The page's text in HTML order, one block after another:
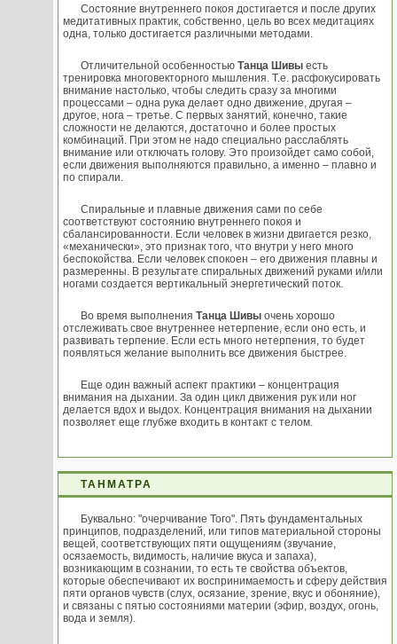
Состояние внутреннего покоя достигается и после других
медитативных практик, собственно, цель во всех медитациях
одна, только достигается различными методами.
Отличительной особенностью Танца Шивы есть
тренировка многовекторного мышления. Т.е. расфокусировать
внимание настолько, чтобы следить сразу за многими
процессами – одна рука делает одно движение, другая –
другое, нога – третье. С первых занятий, конечно, такие
сложности не делаются, достаточно и более простых
комбинаций. При этом не надо специально расслаблять
внимание или отключать голову. Это произойдет само собой,
если движения выполняются правильно, а именно – плавно и
по спирали.
Спиральные и плавные движения сами по себе
соответствуют состоянию внутреннего покоя и
сбалансированности. Если человек в жизни двигается резко,
«механически», это признак того, что внутри у него много
беспокойства. Если человек спокоен – его движения плавны и
размеренны. В результате спиральных движений руками и/или
ногами создается вертикальный энергетический поток.
Во время выполнения Танца Шивы очень хорошо
отслеживать свое внутреннее нетерпение, если оно есть, и
развивать терпение. Если есть много нетерпения, то будет
появляться желание выполнить все движения быстрее.
Еще один важный аспект практики – концентрация
внимания на дыхании. За один цикл движения рук или ног
делается вдох и выдох. Концентрация внимания на дыхании
позволяет еще глубже входить в контакт с телом.
ТАНМАТРА
Буквально: "очерчивание Того". Пять фундаментальных
принципов, подразделений, или типов материальной стороны
вещей, соответствующих пяти ощущениям (звучание,
осязаемость, видимость, наличие вкуса и запаха),
возникающим в сознании, то есть те свойства объектов,
которые обеспечивают их воспринимаемость и сферу действия
пяти органов чувств (слух, осязание, зрение, вкус и обоняние),
и связаны с пятью состояниями материи (эфир, воздух, огонь,
вода и земля).